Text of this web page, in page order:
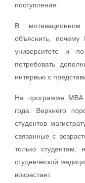
поступление.
В
объяснить,
университете и
потребовать
интервью с
На программе MBA
года. Верхнего
студентов
связанные с
только
студенческой
возрастает.